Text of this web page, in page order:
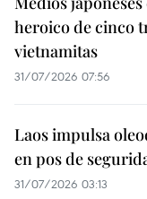
heroico de cinco
vietnamitas
31/07/2026 07:56
Laos impulsa
en pos de
31/07/2026 03:13